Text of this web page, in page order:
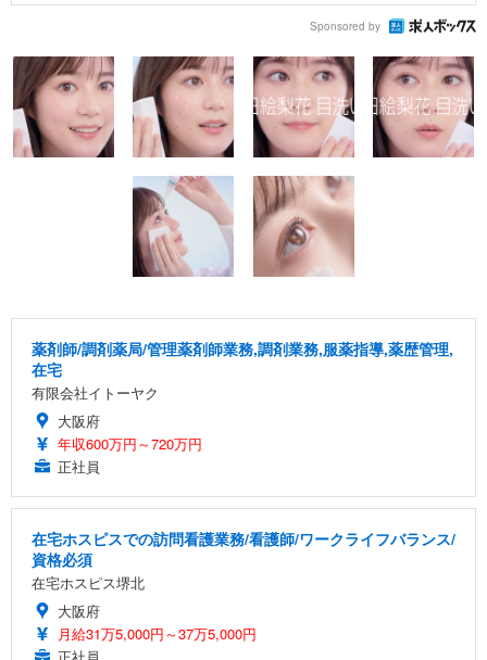
Sponsored by
薬剤師/調剤薬局/管理薬剤師業務,調剤業務,服薬指導,薬歴管理,
在宅
有限会社イトーヤク
大阪府
年収600万円～720万円
正社員
在宅ホスピスでの訪問看護業務/看護師/ワークライフバランス/
資格必須
在宅ホスピス堺北
大阪府
月給31万5,000円～37万5,000円